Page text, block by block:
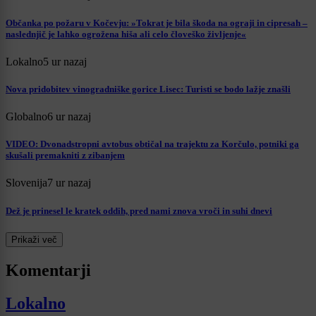
Občanka po požaru v Kočevju: »Tokrat je bila škoda na ograji in cipresah –
naslednjič je lahko ogrožena hiša ali celo človeško življenje«
Lokalno5 ur nazaj
Nova pridobitev vinogradniške gorice Lisec: Turisti se bodo lažje znašli
Globalno6 ur nazaj
VIDEO: Dvonadstropni avtobus obtičal na trajektu za Korčulo, potniki ga
skušali premakniti z zibanjem
Slovenija7 ur nazaj
Dež je prinesel le kratek oddih, pred nami znova vroči in suhi dnevi
Prikaži več
Komentarji
Lokalno